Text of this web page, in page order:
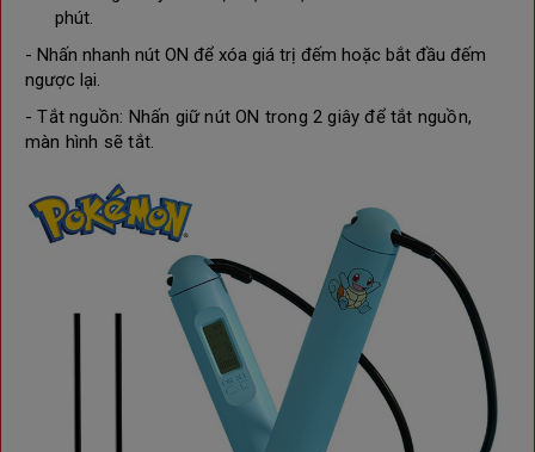
phút.
- ​ Nhấn nhanh nút ON để xóa giá trị đếm hoặc bắt đầu đếm
ngược lại.
- Tắt nguồn: Nhấn giữ nút ON trong 2 giây để tắt nguồn,
màn hình sẽ tắt.